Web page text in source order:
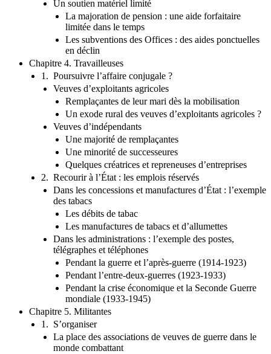
Un soutien matériel limité
La majoration de pension : une aide forfaitaire
limitée dans le temps
Les subventions des Offices : des aides ponctuelles
en déclin
Chapitre 4. Travailleuses
1. Poursuivre l’affaire conjugale ?
Veuves d’exploitants agricoles
Remplaçantes de leur mari dès la mobilisation
Un exode rural des veuves d’exploitants agricoles ?
Veuves d’indépendants
Une majorité de remplaçantes
Une minorité de successeures
Quelques créatrices et repreneuses d’entreprises
2. Recourir à l’État : les emplois réservés
Dans les concessions et manufactures d’État : l’exemple
des tabacs
Les débits de tabac
Les manufactures de tabacs et d’allumettes
Dans les administrations : l’exemple des postes,
télégraphes et téléphones
Pendant la guerre et l’après-guerre (1914-1923)
Pendant l’entre-deux-guerres (1923-1933)
Pendant la crise économique et la Seconde Guerre
mondiale (1933-1945)
Chapitre 5. Militantes
1. S’organiser
La place des associations de veuves de guerre dans le
monde combattant